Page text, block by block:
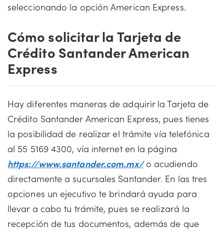
seleccionando la opción American Express.
Cómo solicitar la Tarjeta de
Crédito Santander American
Express
Hay diferentes maneras de adquirir la Tarjeta de
Crédito Santander American Express, pues tienes
la posibilidad de realizar el trámite vía telefónica
al 55 5169 4300, vía internet en la página
https://www.santander.com.mx/o acudiendo
directamente a sucursales Santander. En las tres
opciones un ejecutivo te brindará ayuda para
llevar a cabo tu trámite, pues se realizará la
recepción de tus documentos, además de que